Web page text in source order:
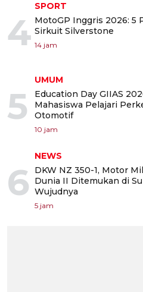
4
SPORT
MotoGP Inggris 2026: 5
Sirkuit Silverstone
14 jam
5
UMUM
Education Day GIIAS
Mahasiswa Pelajari
Otomotif
10 jam
6
NEWS
DKW NZ 350-1, Motor
Dunia II Ditemukan di
Wujudnya
5 jam